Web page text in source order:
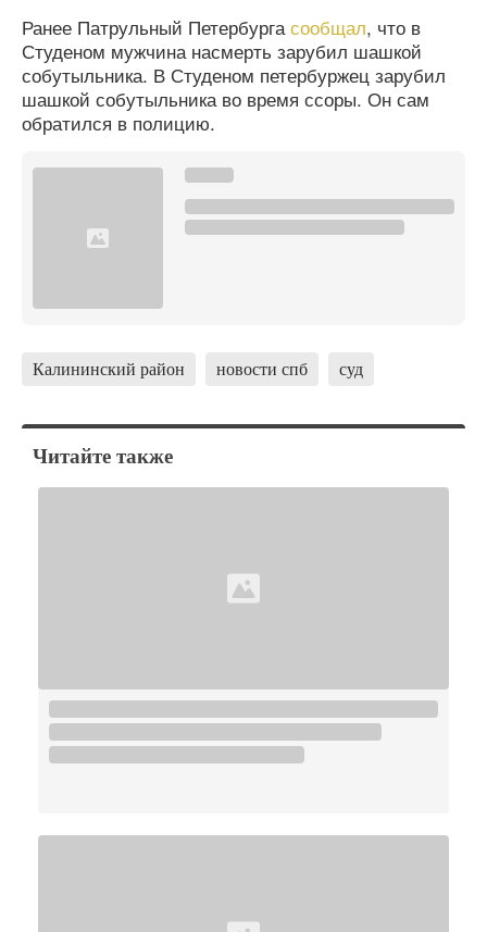
Ранее Патрульный Петербургасообщал, что в
Студеном мужчина насмерть зарубил шашкой
собутыльника. В Студеном петербуржец зарубил
шашкой собутыльника во время ссоры. Он сам
обратился в полицию.
Калининский район новости спб суд
Читайте также